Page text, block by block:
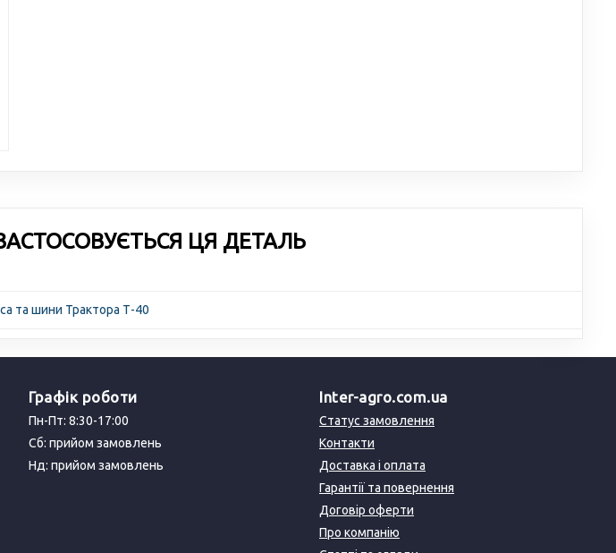
ЦЯ ДЕТАЛЬ
та шини Трактора Т-40
Графік роботи
Пн-Пт: 8:30-17:00
Сб: прийом замовлень
Нд: прийом замовлень
Inter-agro.com.ua
Статус замовлення
Контакти
Доставка і оплата
Гарантії та повернення
Договір оферти
Про компанію